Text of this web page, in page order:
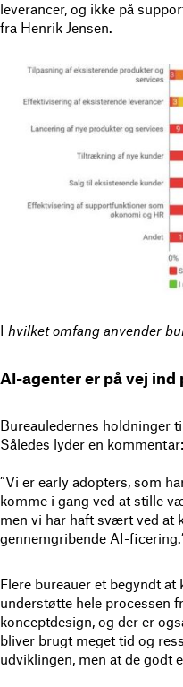
leverancer, og ikke på
fra Henrik Jensen.
hvilket omfang anvender
AI-agenter er på vej ind
Bureauledernes holdninger
Således lyder en kommentar:
”Vi er early adopters, som
komme i gang ved at stille
men vi har haft svært ved at
gennemgribende AI-
Flere bureauer et begyndt
understøtte hele processen
konceptdesign, og der er
bliver brugt meget tid og
udviklingen, men at de godt